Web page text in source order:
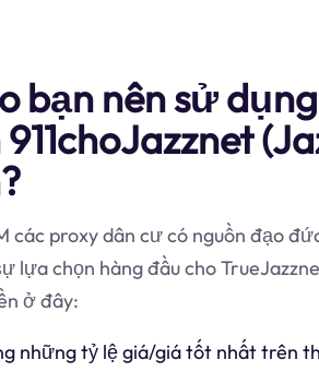
bạn nên sử
các proxy dân cư có nguồn đạo
lựa chọn hàng đầu cho
ở đây:
những tỷ lệ giá/giá tốt nhất trên